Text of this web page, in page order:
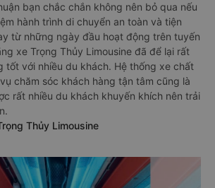
bạn chắc chắn không nên bỏ qua nếu
hành trình di chuyển an toàn và tiện
từ những ngày đầu hoạt động trên tuyến
xe Trọng Thủy Limousine đã để lại rất
tốt với nhiều du khách. Hệ thống xe chất
chăm sóc khách hàng tận tâm cũng là
rất nhiều du khách khuyến khích nên trải
Thủy Limousine